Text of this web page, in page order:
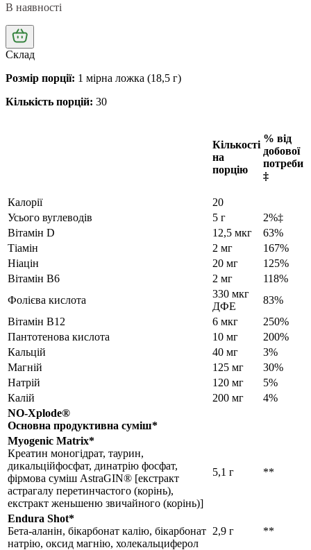
В наявності
Склад
Розмір порції: 1 мірна ложка (18,5 г)
Кількість порцій: 30
Кількості
на
порцію
% від
добової
потреби
‡
Калорії
20
Усього вуглеводів
5 г
2%‡
Вітамін D
12,5 мкг
63%
Тіамін
2 мг
167%
Ніацін
20 мг
125%
Вітамін В6
2 мг
118%
Фолієва кислота
330 мкг
ДФЕ
83%
Вітамін В12
6 мкг
250%
Пантотенова кислота
10 мг
200%
Кальцій
40 мг
3%
Магній
125 мг
30%
Натрій
120 мг
5%
Калій
200 мг
4%
NO-Xplode®
Основна продуктивна суміш*
Myogenic Matrix*
Креатин моногідрат, таурин,
дикальційфосфат, динатрію фосфат,
фірмова суміш AstraGIN® [екстракт
астрагалу перетинчастого (корінь),
екстракт женьшеню звичайного (корінь)]
5,1 г **
Endura Shot*
Бета-аланін, бікарбонат калію, бікарбонат
натрію, оксид магнію, холекальциферол
2,9 г **